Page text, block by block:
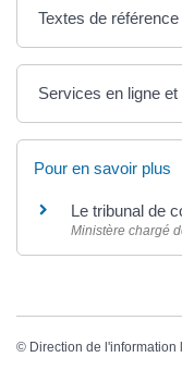
Textes de référence
Services en ligne
Pour en savoir plus
Le tribunal de
Ministère chargé
© Direction de